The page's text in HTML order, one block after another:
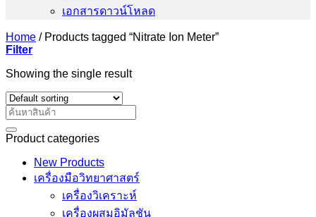
เอกสารดาวน์โหลด
Home /Products tagged “Nitrate Ion Meter”
Filter
Showing the single result
Search
for:
Product categories
New Products
เครื่องมือวิทยาศาสตร์
เครื่องวิเคราะห์
เครื่องผสมอิมัลชัน